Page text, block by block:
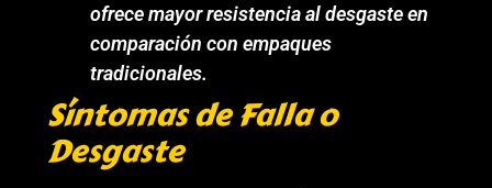
ofrece mayor resistencia al desgaste en
comparación con empaques
tradicionales.
Síntomas de Falla o
Desgaste